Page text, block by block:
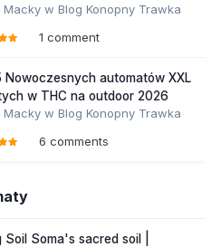
Macky w Blog Konopny Trawka
1 comment
Nowoczesnych automatów XXL
w THC na outdoor 2026
Macky w Blog Konopny Trawka
6 comments
Soil Soma's sacred soil |